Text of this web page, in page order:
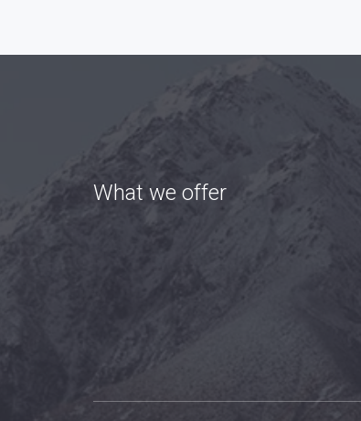
What we offer